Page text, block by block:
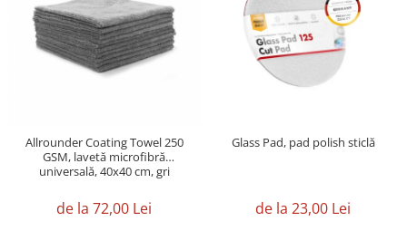
Allrounder Coating Towel 250
GSM, lavetă microfibră
universală, 40x40 cm, gri
de la 72,00 Lei
Glass Pad, pad polish sticlă
de la 23,00 Lei